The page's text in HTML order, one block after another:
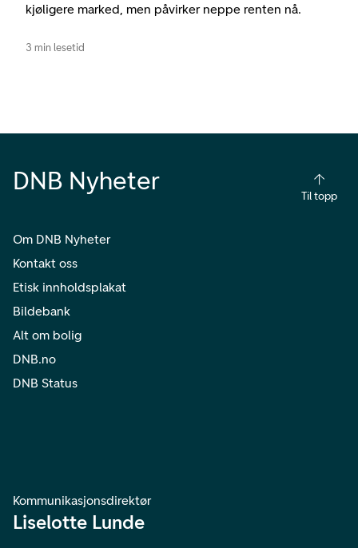
kjøligere marked, men påvirker neppe renten nå.
3 min lesetid
DNB Nyheter
Til topp
Om DNB Nyheter
Kontakt oss
Etisk innholdsplakat
Bildebank
Alt om bolig
DNB.no
DNB Status
Kommunikasjonsdirektør
Liselotte Lunde